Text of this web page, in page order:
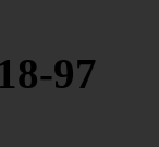
97